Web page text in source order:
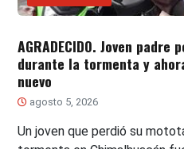
AGRADECIDO. Joven
durante la tormenta y
nuevo
agosto 5, 2026
Un joven que perdió su